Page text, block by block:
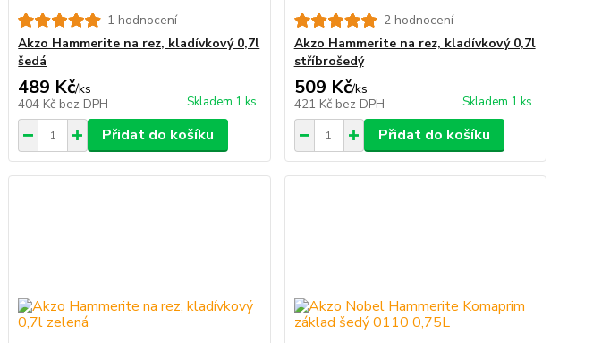
1 hodnocení
Akzo Hammerite na rez, kladívkový 0,7l
šedá
489 Kč/ks
404 Kč bez DPH Skladem 1 ks
Přidat do košíku
2 hodnocení
Akzo Hammerite na rez, kladívkový 0,7l
stříbrošedý
509 Kč/ks
421 Kč bez DPH Skladem 1 ks
Přidat do košíku